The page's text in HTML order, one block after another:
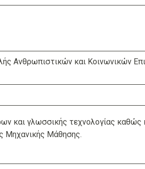
Ανθρωπιστικών και Κοινωνικών
και γλωσσικής τεχνολογίας
Μηχανικής Μάθησης.